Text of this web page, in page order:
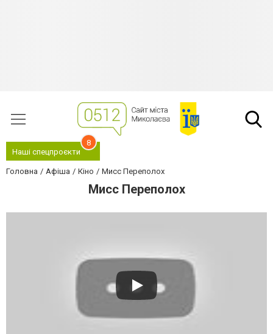
Наші спецпроєкти
8
Головна Афіша Кіно Мисс Переполох
Мисс Переполох